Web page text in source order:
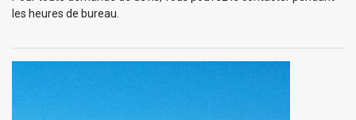
les heures de bureau.